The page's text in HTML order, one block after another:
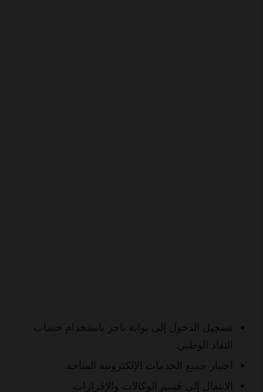
تسجيل الدخول إلى بوابة ناجز باستخدام حساب
النفاذ الوطني.
اختيار جميع الخدمات الإلكترونية المتاحة.
الانتقال إلى قسم الوكالات والإقرارات.